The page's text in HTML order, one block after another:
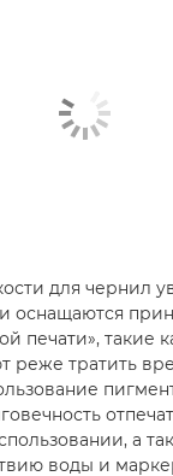
для чернил
оснащаются
печати», такие
реже тратить
а
воды и